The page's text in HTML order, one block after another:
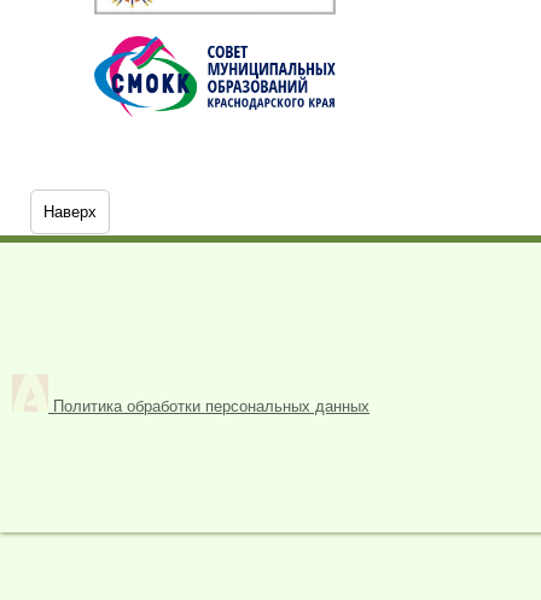
Наверх
Политика обработки персональных данных